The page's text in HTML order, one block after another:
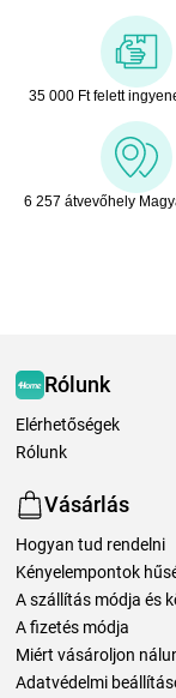
35 000 Ft felett
6 257 átvevőhely
Rólunk
Elérhetőségek
Rólunk
Vásárlás
Hogyan tud rendelni
Kényelempontok
A szállítás módja és
A fizetés módja
Miért vásároljon
Adatvédelmi